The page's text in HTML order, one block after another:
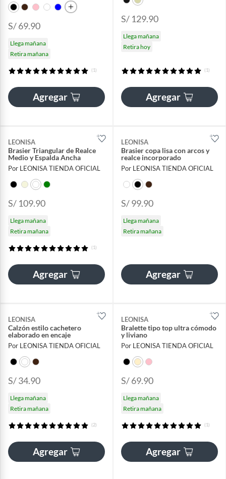
S/ 69.90
Llega mañana
Retira mañana
(1)
Agregar
S/ 129.90
Llega mañana
Retira hoy
(1)
Agregar
LEONISA
Brasier Triangular de Realce
Medio y Espalda Ancha
Por LEONISA TIENDA OFICIAL
S/ 109.90
Llega mañana
Retira mañana
(1)
Agregar
LEONISA
Brasier copa lisa con arcos y
realce incorporado
Por LEONISA TIENDA OFICIAL
S/ 99.90
Llega mañana
Retira mañana
Agregar
LEONISA
Calzón estilo cachetero
elaborado en encaje
Por LEONISA TIENDA OFICIAL
S/ 34.90
Llega mañana
Retira mañana
(2)
Agregar
LEONISA
Bralette tipo top ultra cómodo
y liviano
Por LEONISA TIENDA OFICIAL
S/ 69.90
Llega mañana
Retira mañana
(1)
Agregar